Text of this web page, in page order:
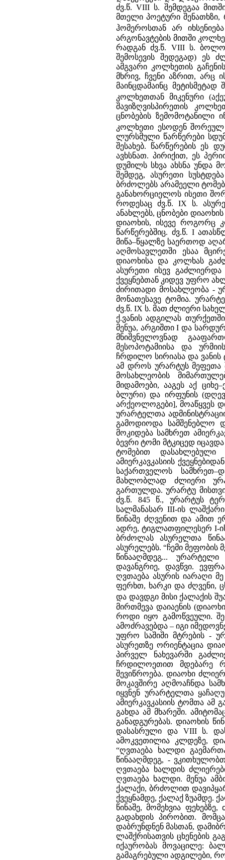
ძვ.წ. VIII ს. შემდეგაა
მთელი პოეტური შენათხზი,
ჰომეროსთან არ
არგონავტების მითში
რადგან ძვ.წ. VIII ს.
შემოსევის შედეგად) ეს
ამგვარი კოლხეთის
მხრივ, ჩვენი აზრით, არც
მაინცდამაინც
კოლხეთთან მიკენური
შავიზღვისპირეთის
ცნობების ზემომოტანილი
კოლხეთი ესოდენ შორეულ
ლურსმული წარწერები
შესახებ. წარწერების ეს
ავხსნათ. პირიქით, ეს
დუმილს სხვა ახსნა უნდა
შემდეგ, ასურეთი
ბრძოლებს არამეელი
განახორციელოს ისეთი
როდესაც ძვ.წ. IX ს.
ანახლებს, ცნობები
დიაოხის, ისევე როგორც
წარწერებშიც. ძვ.წ. I
მიწა–წყალზე საერთოდ
აღმოსავლეთში ესაა
დიაოხისა და კოლხას
ასურეთი ისევ გაძლიერდა
ქვეყნებთან კიდევ უფრო
ძირითადი მოსახლეობა -
მონათესავე ტომია.
ძვ.წ. IX ს. მათ ძლიერი
ქ.ვანის ადგილას
მენუა, არგიშთი I და
მნიშვნელოვნად
მესოპოტამიისა და
ჩრდილო სირიასა და ვანის
ამ დროს ურარტუს მეფეთა
მოსახლეობის
მიდამოები, ააგეს აქ
ბლური) და ირფუნის
არქეოლოგები], მოაწყვეს
ურარტელთა
გამოდიოდა სამშენებლო
მოკიდება სამხრეთ
ბევრი ტომი მტკიცედ
ტომებით დასახლებული
ამიერკავკასიის
საქართველოს
მახლობლად ძლიერი
გართულდა. ურარტუ
ძვ.წ. 845 წ., ურარტუს
სალმანასარ III-ის
წინაშე ძღვენით და ამით
ადრე, ტიგლათფილესერ I-ის
ბრძოლას ასურელთა
ასურელებს. “ჩემი მეფობის
წინააღმდეგ... ურარტელი
დავანგრიე, დავწვი.
ღვთაება ასურის იარაღი მე
ფერხთ, ხარკი და ძღვენი,
და დავდგი მისი ქალაქის
მირთმევა დაიაენის
როდი იყო გამოწვეული.
ამოძრავებდა – იგი
უფრო საშიში მტრების -
ასურეთზე ორიენტაცია
პირველ ნახევარში
ჩრდილოეთით მდებარე
შევიწროება. დიაოხი
მოკავშირე აღმოაჩნდა
იყვნენ ურარტელთა
ამიერკავკასიის ტომთა ამ
გახდა ამ მხარეში.
განადგურებას. დიაოხის
დასასრული და VIII ს.
ამოკვეთილია კლდეზე,
“ღვთაება ხალდი
წინააღმდეგ, -
ღვთაება ხალდის
ღვთაება ხალდი. მენუა
ქალაქი, ბრძოლით
ქვეყნამდე, ქალაქ ზუამდე.
წინაშე, მომეხვია
გადახდის პირობით.
დაბრუნდნენ მასთან,
ლაშქრისათვის ცხენების
იქაურობას მოვაცილე:
გამაგრებული ადგილები,